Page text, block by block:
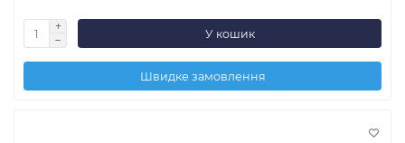
У кошик
Швидке замовлення